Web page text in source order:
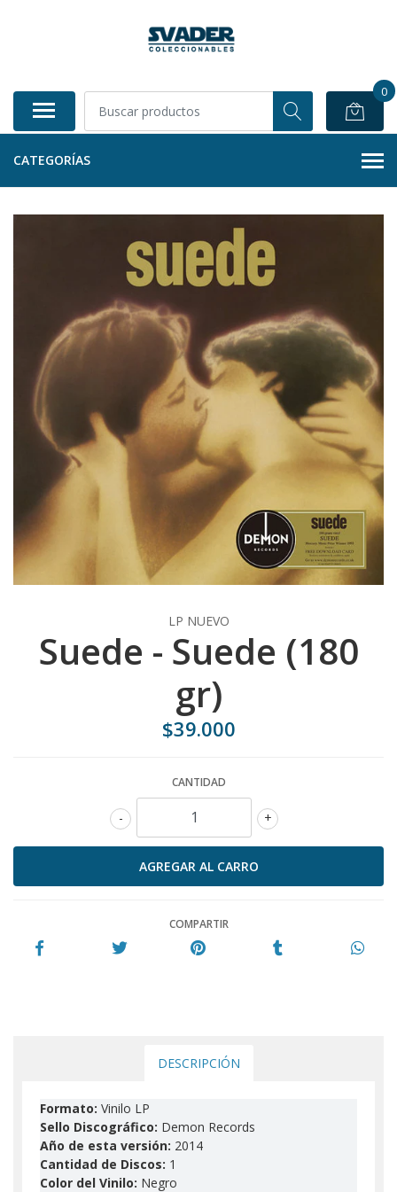
0
CATEGORÍAS
LP NUEVO
Suede - Suede (180
gr)
$39.000
CANTIDAD
+
-
COMPARTIR
DESCRIPCIÓN
Formato: Vinilo LP
Sello Discográfico: Demon Records
Año de esta versión: 2014
Cantidad de Discos: 1
Color del Vinilo: Negro